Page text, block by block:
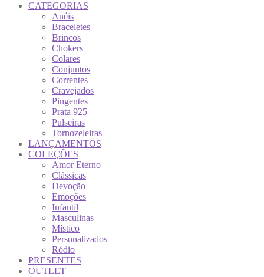
CATEGORIAS
Anéis
Braceletes
Brincos
Chokers
Colares
Conjuntos
Correntes
Cravejados
Pingentes
Prata 925
Pulseiras
Tornozeleiras
LANÇAMENTOS
COLEÇÕES
Amor Eterno
Clássicas
Devoção
Emoções
Infantil
Masculinas
Místico
Personalizados
Ródio
PRESENTES
OUTLET